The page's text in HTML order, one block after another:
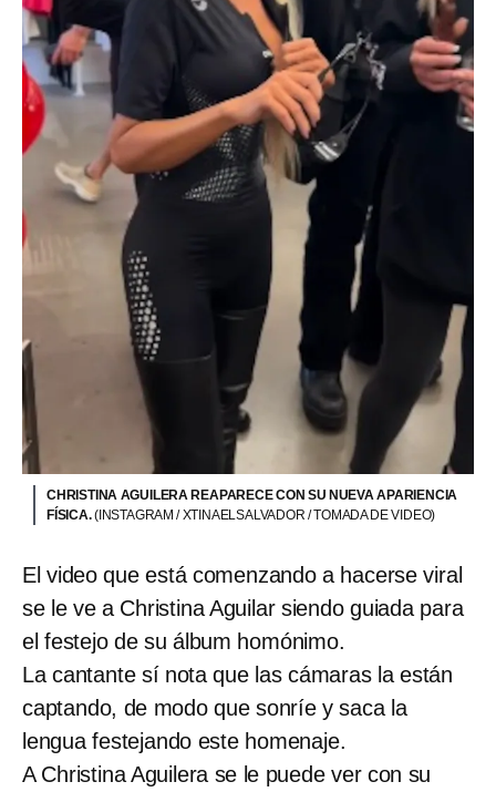
CHRISTINA AGUILERA REAPARECE CON SU NUEVA APARIENCIA
FÍSICA.(INSTAGRAM / XTINAELSALVADOR / TOMADA DE VIDEO)
El video que está comenzando a hacerse viral
se le ve a Christina Aguilar siendo guiada para
el festejo de su álbum homónimo.
La cantante sí nota que las cámaras la están
captando, de modo que sonríe y saca la
lengua festejando este homenaje.
A Christina Aguilera se le puede ver con su